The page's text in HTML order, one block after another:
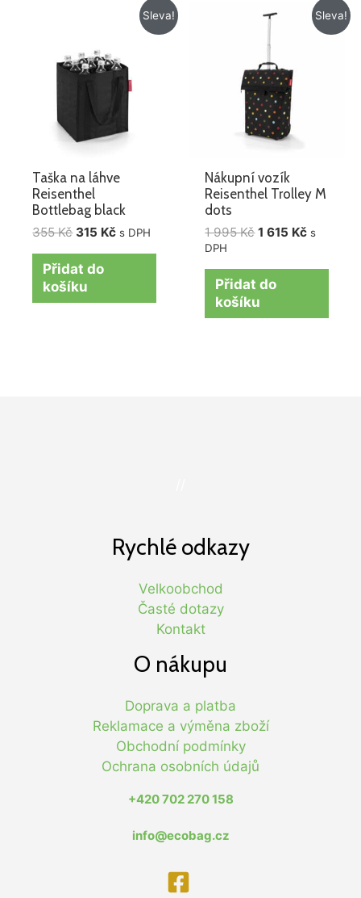
Sleva!
Taška na láhve
Reisenthel
Bottlebag black
355Kč
355 Kč.
315 Kč
Aktuální
cena
315 Kč.
s DPH
Přidat do
košíku
Sleva!
Nákupní vozík
Reisenthel Trolley M
dots
1 995Kč
Původní
cena
995 Kč.
1 615 Kč
Aktuální
cena
s
DPH
Přidat do
košíku
Rychlé odkazy
Velkoobchod
Časté dotazy
Kontakt
O nákupu
Doprava a platba
Reklamace a výměna zboží
Obchodní podmínky
Ochrana osobních údajů
+420 702 270 158
info@ecobag.cz